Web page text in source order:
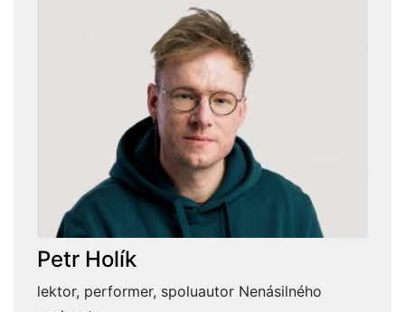
Petr Holík
lektor, performer, spoluautor Nenásilného